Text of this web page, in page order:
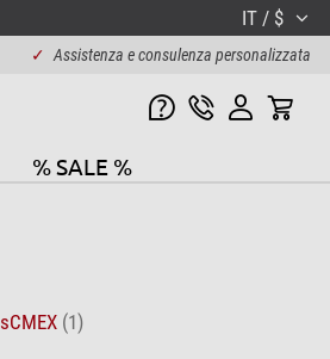
IT / $
✓ Assistenza e consulenza personalizzata
% SALE %
sCMEX (1)